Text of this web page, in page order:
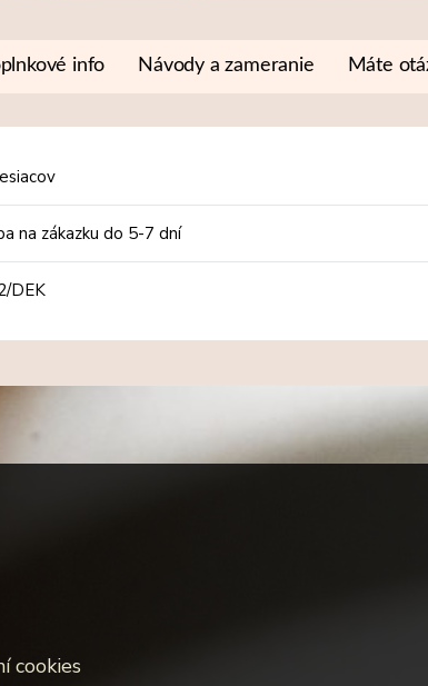
info Návody a zameranie Máte
na zákazku do 5-7 dní
DEK
cookies